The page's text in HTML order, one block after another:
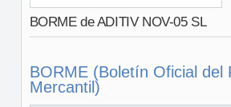
BORME de ADITIV NOV-05 SL
BORME (Boletín Oficial del
Mercantil)